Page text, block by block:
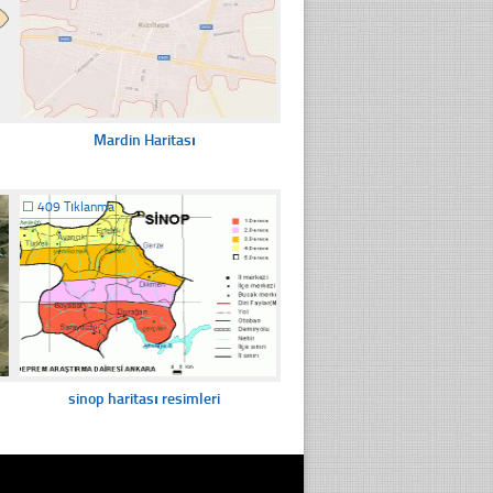
Mardin Haritası
☐ 409 Tıklanma
sinop haritası resimleri